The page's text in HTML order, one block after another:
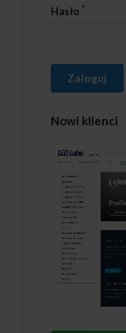
Hasło
Zaloguj
Nowi klienci